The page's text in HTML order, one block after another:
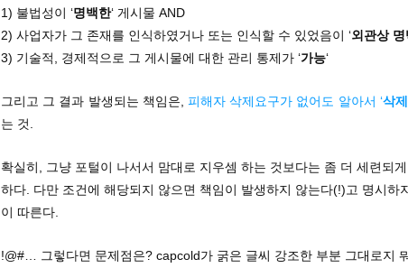
1) 불법성이 ‘명백한‘ 게시물 AND
2) 사업자가 그 존재를 인식하였거나 또는 인식할 수 있었음이 ‘외관상 명
3) 기술적, 경제적으로 그 게시물에 대한 관리 통제가 ‘가능‘
그리고 그 결과 발생되는 책임은, 피해자 삭제요구가 없어도 알아서 ‘삭
는 것.
확실히, 그냥 포털이 나서서 맘대로 지우셈 하는 것보다는 좀 더 세련되
하다. 다만 조건에 해당되지 않으면 책임이 발생하지 않는다(!)고 명시하
이 따른다.
!@#… 그렇다면 문제점은? capcold가 굵은 글씨 강조한 부분 그대로지